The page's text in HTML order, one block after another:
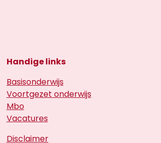
Handige links
Basisonderwijs
Voortgezet onderwijs
Mbo
Vacatures
Disclaimer